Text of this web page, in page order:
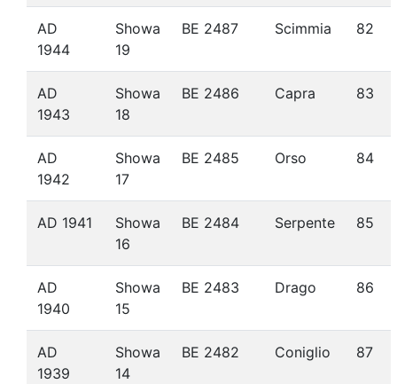
AD
1944
Showa
19
BE 2487 Scimmia 82
AD
1943
Showa
18
BE 2486 Capra 83
AD
1942
Showa
17
BE 2485 Orso 84
AD 1941
Showa
16
BE 2484 Serpente 85
AD
1940
Showa
15
BE 2483 Drago 86
AD
1939
Showa
14
BE 2482 Coniglio 87